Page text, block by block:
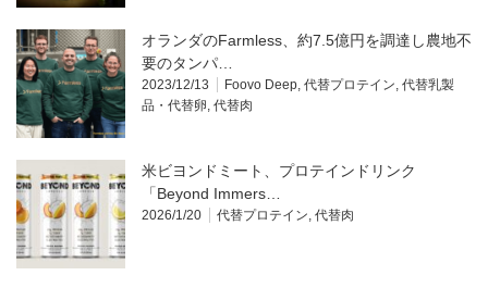
オランダのFarmless、約7.5億円を調達し農地不
要のタンパ…
2023/12/13 Foovo Deep 代替プロテイン 代替乳製
品・代替卵 代替肉
米ビヨンドミート、プロテインドリンク
「Beyond Immers…
2026/1/20 代替プロテイン 代替肉